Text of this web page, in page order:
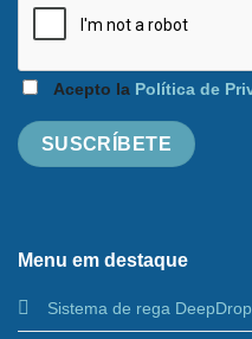
Menu em destaque
Sistema de rega DeepDrop
Acepto la Política de